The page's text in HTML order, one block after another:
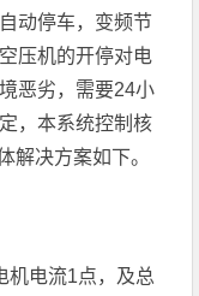
动停车，变频节
压机的开停对电
恶劣，需要24小
，本系统控制核
解决方案如下。
机电流1点，及总